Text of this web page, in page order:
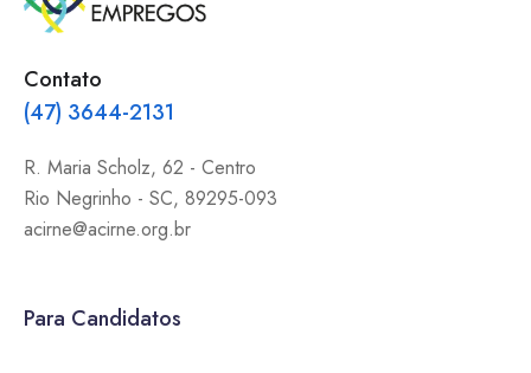
Contato
(47) 3644-2131
R. Maria Scholz, 62 - Centro
Rio Negrinho - SC, 89295-093
acirne@acirne.org.br
Para Candidatos